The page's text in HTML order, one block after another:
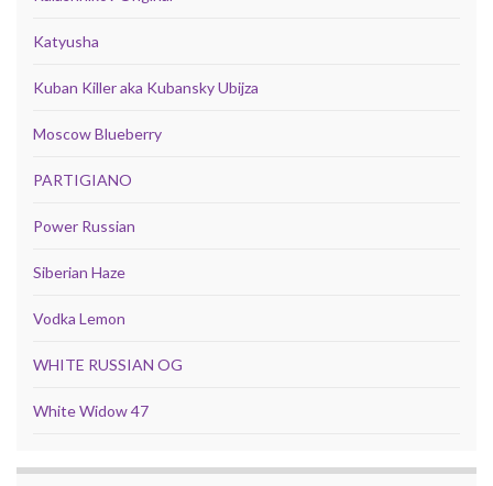
Katyusha
Kuban Killer aka Kubansky Ubijza
Moscow Blueberry
PARTIGIANO
Power Russian
Siberian Haze
Vodka Lemon
WHITE RUSSIAN OG
White Widow 47